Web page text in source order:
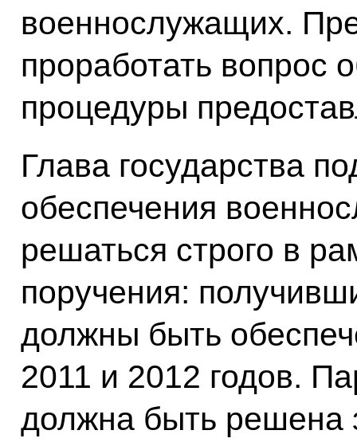
военнослужащих.
проработать вопрос
процедуры
Глава государства
обеспечения
решаться строго в
поручения:
должны быть
2011 и 2012 годов.
должна быть решена